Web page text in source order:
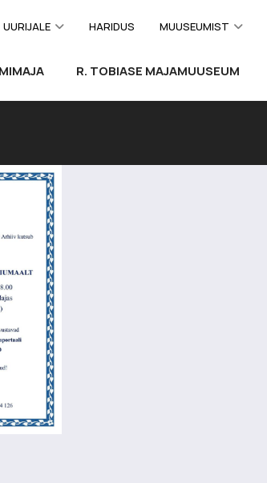
UURIJALE HARIDUS MUUSEUMIST
R. TOBIASE MAJAMUUSEUM